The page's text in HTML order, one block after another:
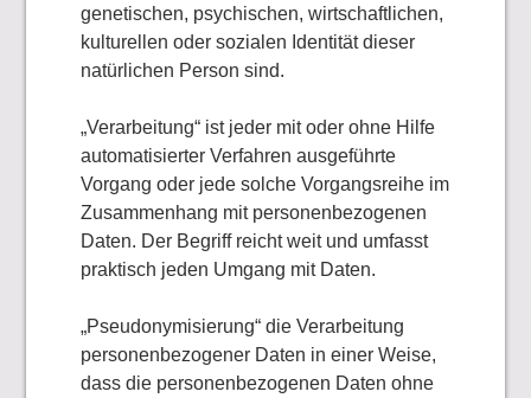
genetischen, psychischen, wirtschaftlichen,
kulturellen oder sozialen Identität dieser
natürlichen Person sind.
„Verarbeitung“ ist jeder mit oder ohne Hilfe
automatisierter Verfahren ausgeführte
Vorgang oder jede solche Vorgangsreihe im
Zusammenhang mit personenbezogenen
Daten. Der Begriff reicht weit und umfasst
praktisch jeden Umgang mit Daten.
„Pseudonymisierung“ die Verarbeitung
personenbezogener Daten in einer Weise,
dass die personenbezogenen Daten ohne